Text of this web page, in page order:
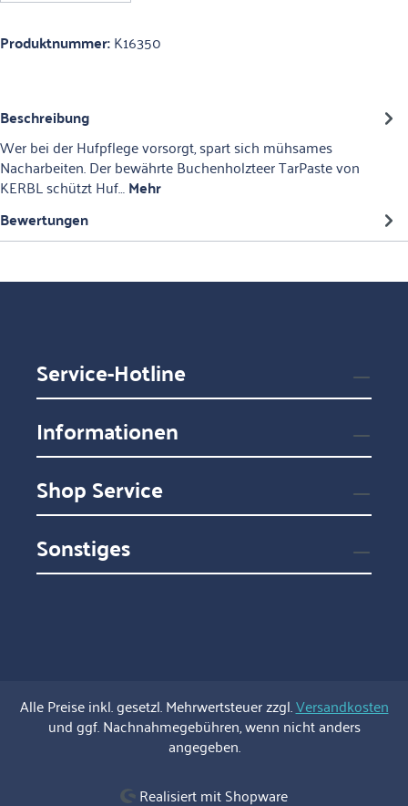
Produktnummer:K16350
Beschreibung
Wer bei der Hufpflege vorsorgt, spart sich mühsames
Nacharbeiten. Der bewährte Buchenholzteer TarPaste von
KERBL schützt Huf…Mehr
Bewertungen
Service-Hotline
Informationen
Shop Service
Sonstiges
Alle Preise inkl. gesetzl. Mehrwertsteuer zzgl.Versandkosten
und ggf. Nachnahmegebühren, wenn nicht anders
angegeben.
Realisiert mit Shopware